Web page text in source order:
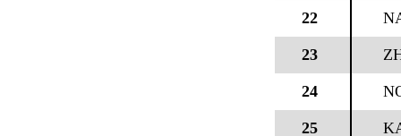
22
23
24
25